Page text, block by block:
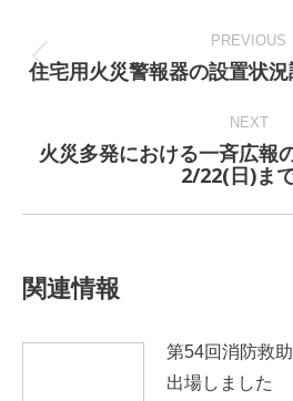
navigation
PREVIOUS
住宅用火災警報器の設置状
NEXT
Next
post:
火災多発における一斉広報
2/22(日)まで
関連情報
第54回消防救
出場しました